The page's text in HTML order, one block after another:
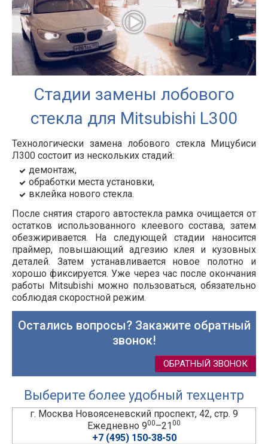
Стадии замены лобового
стекла для Mitsubishi L300
Технологически замена лобового стекла Мицубиси
Л300 состоит из нескольких стадий:
демонтаж,
обработки места установки,
вклейка нового стекла.
После снятия старого автостекла рамка очищается от
остатков использованного клеевого состава, затем
обезжиривается. На следующей стадии наносится
праймер, повышающий адгезию клея и кузовных
деталей. Затем устанавливается новое полотно и
хорошо фиксируется. Уже через час после окончания
работы Mitsubishi можно пользоваться, обязательно
соблюдая скоростной режим.
Остались вопросы? Закажите обратный
звонок!
ОБРАТНЫЙ ЗВОНОК
Выберите более удобный техцентр
г. Москва Новоясеневский проспект, 42, стр. 9
Ежедневно 900–2100
+7 (495) 150-38-50